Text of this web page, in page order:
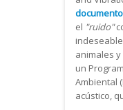
documento
el "ruido"
animales y
un
Ambiental
acústico,